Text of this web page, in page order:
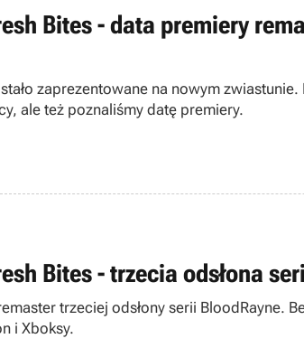
Bites - data premiery
zaprezentowane na nowym
ale też poznaliśmy datę premiery.
Bites - trzecia odsłona
trzeciej odsłony serii BloodRayne.
i Xboksy.